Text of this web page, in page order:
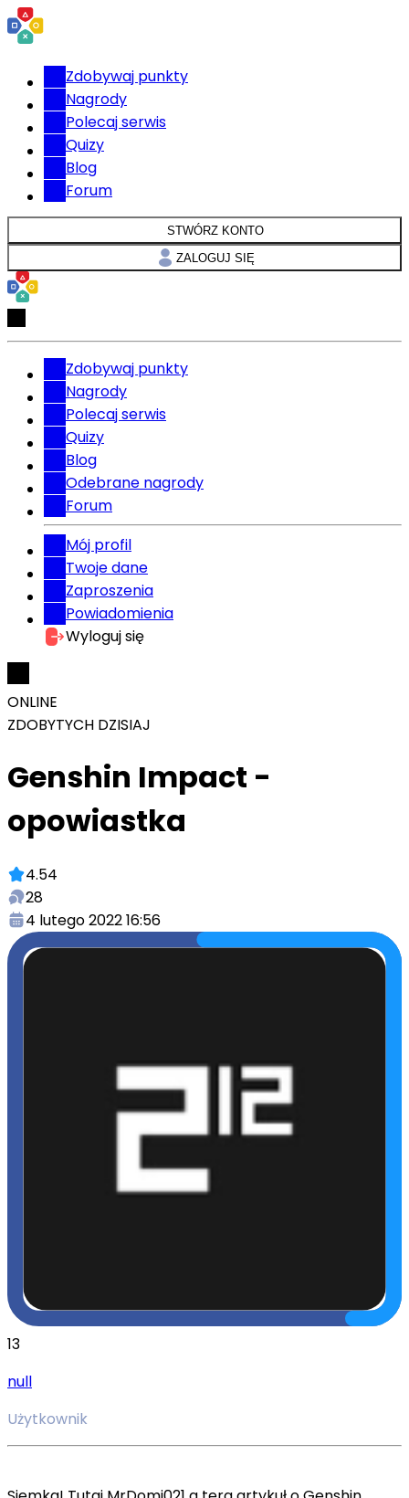
Zdobywaj punkty
Nagrody
Polecaj serwis
Quizy
Blog
Forum
STWÓRZ KONTO
ZALOGUJ SIĘ
Zdobywaj punkty
Nagrody
Polecaj serwis
Quizy
Blog
Odebrane nagrody
Forum
Mój profil
Twoje dane
Zaproszenia
Powiadomienia
Wyloguj się
ONLINE
ZDOBYTYCH DZISIAJ
Genshin Impact -
opowiastka
4.54
28
4 lutego 2022 16:56
13
null
Użytkownik